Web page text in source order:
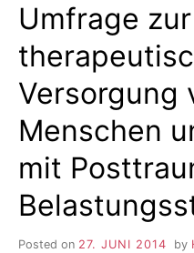
Umfrage zur
Versorgung
Menschen
mit
Posted on 27. JUNI 2014 by